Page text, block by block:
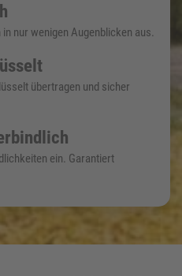
in nur wenigen Augenblicken aus.
übertragen und sicher
ein. Garantiert